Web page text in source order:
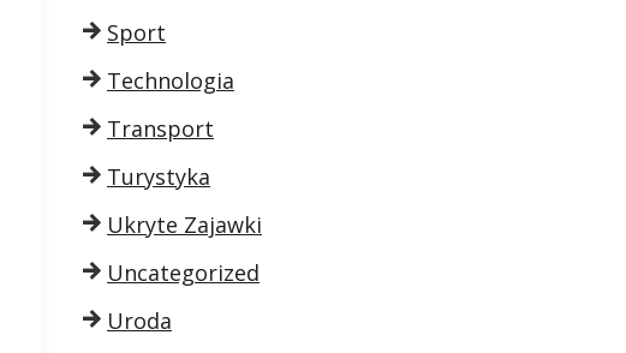
Sport
Technologia
Transport
Turystyka
Ukryte Zajawki
Uncategorized
Uroda